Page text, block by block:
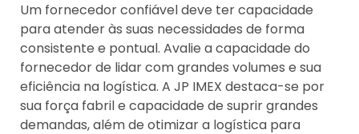
Um fornecedor confiável deve ter capacidade
para atender às suas necessidades de forma
consistente e pontual. Avalie a capacidade do
fornecedor de lidar com grandes volumes e sua
eficiência na logística. A JP IMEX destaca-se por
sua força fabril e capacidade de suprir grandes
demandas, além de otimizar a logística para